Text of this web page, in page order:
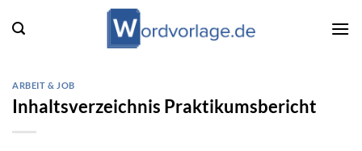
Inhalt
ARBEIT & JOB
Inhaltsverzeichnis Praktikumsbericht